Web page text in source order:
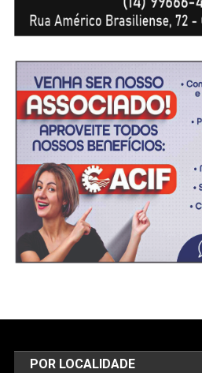
POR LOCALIDADE